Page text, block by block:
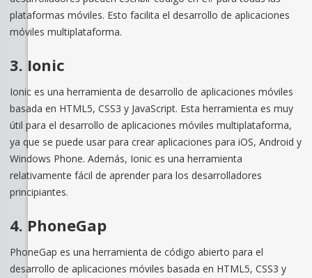
plataformas móviles. Esto facilita el desarrollo de aplicaciones
móviles multiplataforma.
3. Ionic
Ionic es una herramienta de desarrollo de aplicaciones móviles
basada en HTML5, CSS3 y JavaScript. Esta herramienta es muy
útil para el desarrollo de aplicaciones móviles multiplataforma,
ya que se puede usar para crear aplicaciones para iOS, Android y
Windows Phone. Además, Ionic es una herramienta
relativamente fácil de aprender para los desarrolladores
principiantes.
4. PhoneGap
PhoneGap es una herramienta de código abierto para el
desarrollo de aplicaciones móviles basada en HTML5, CSS3 y